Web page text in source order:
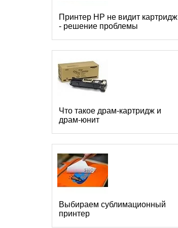
Принтер HP не видит картридж
- решение проблемы
Что такое драм-картридж и
драм-юнит
Выбираем сублимационный
принтер